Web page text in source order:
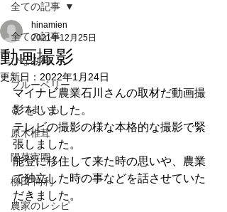
全ての記事
ひなみ柿
ブルーベリー
さつまいも
原木椎茸
陽菜実園
柳田 尚利
農家のレシピ
全ての記事
動画撮影
hinamien
2021年12月25日
更新日： 2022年1月24日
マイナビ農業石川さんの取材だ動画撮
影をしました。
テレビの撮影の様な本格的な撮影で緊
張しました。
能登に移住して来た時の思いや、農業
で独立した時の事などを話させていた
だきました。